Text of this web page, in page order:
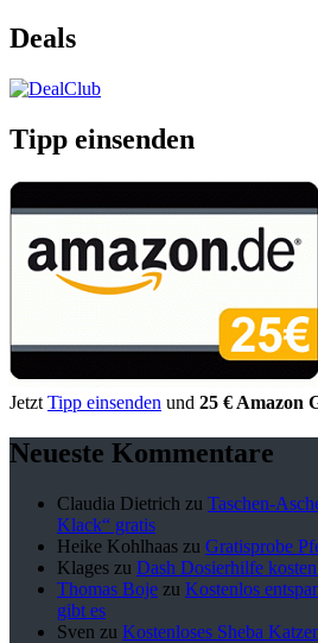
Deals
Tipp einsenden
Jetzt Tipp einsenden und 25 € Amazon
Neueste Kommentare
Claudia Dietrich zu Taschen-
Klack“ gratis
Heike Kohlhaas zu Gratisprobe
Klages zu Dash Dosierhilfe
Thomas Boje zu Kostenlos
gibt es
Sven zu Kostenloses Sheba